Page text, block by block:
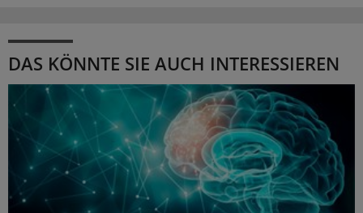
DAS KÖNNTE SIE AUCH INTERESSIEREN